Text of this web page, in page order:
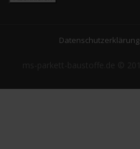
Datenschutzerklärung